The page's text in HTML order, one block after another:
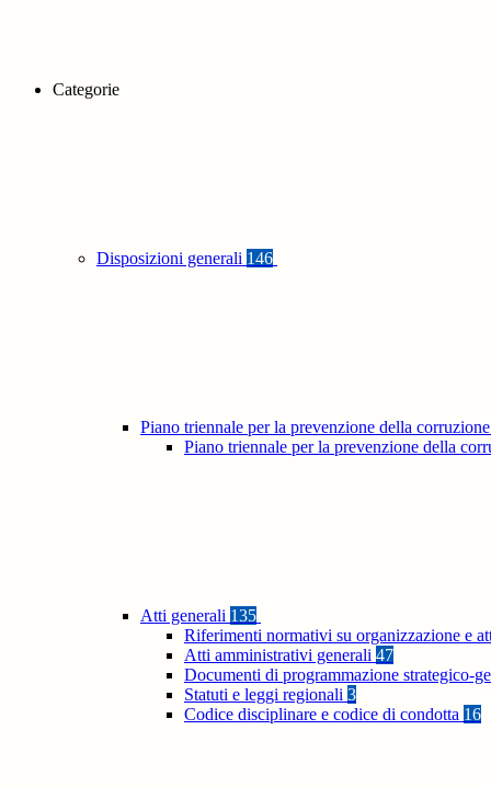
Categorie
Disposizioni generali 146
Piano triennale per la prevenzione della
Piano triennale per la prevenzione della
Atti generali 135
Riferimenti normativi su organizzazione e
Atti amministrativi generali 47
Documenti di programmazione strategico-
Statuti e leggi regionali 3
Codice disciplinare e codice di condotta 16